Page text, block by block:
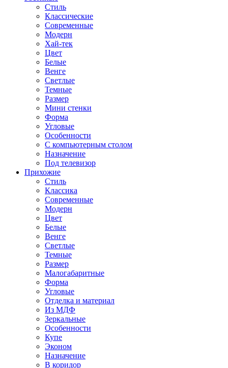
Стиль
Классические
Современные
Модерн
Хай-тек
Цвет
Белые
Венге
Светлые
Темные
Размер
Мини стенки
Форма
Угловые
Особенности
С компьютерным столом
Назначение
Под телевизор
Прихожие
Стиль
Классика
Современные
Модерн
Цвет
Белые
Венге
Светлые
Темные
Размер
Малогабаритные
Форма
Угловые
Отделка и материал
Из МДФ
Зеркальные
Особенности
Купе
Эконом
Назначение
В коридор